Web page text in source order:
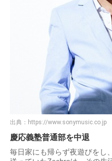
出典： https://www.sonymusic.co.jp
慶応義塾普通部を中退
毎日家にも帰らず夜遊びをし